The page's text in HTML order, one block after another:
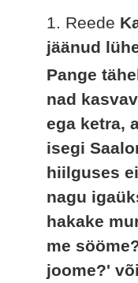
1. Reede
jäänud
Pange
nad
ega ketra,
isegi
hiilguses
nagu
hakake
me
joome?'